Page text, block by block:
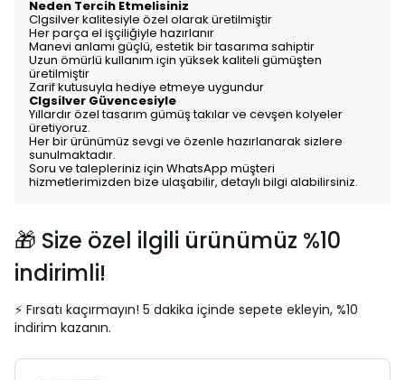
Neden Tercih Etmelisiniz
Clgsilver kalitesiyle özel olarak üretilmiştir
Her parça el işçiliğiyle hazırlanır
Manevi anlamı güçlü, estetik bir tasarıma sahiptir
Uzun ömürlü kullanım için yüksek kaliteli gümüşten
üretilmiştir
Zarif kutusuyla hediye etmeye uygundur
Clgsilver Güvencesiyle
Yıllardır özel tasarım gümüş takılar ve cevşen kolyeler
üretiyoruz.
Her bir ürünümüz sevgi ve özenle hazırlanarak sizlere
sunulmaktadır.
Soru ve talepleriniz için WhatsApp müşteri
hizmetlerimizden bize ulaşabilir, detaylı bilgi alabilirsiniz.
🎁 Size özel ilgili ürünümüz %10
indirimli!
⚡ Fırsatı kaçırmayın! 5 dakika içinde sepete ekleyin, %10
indirim kazanın.